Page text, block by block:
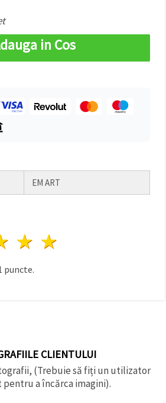
in Cos
EM ART
4 stele
3 stele
stele
puncte.
CLIENTULUI
(Trebuie să fiți un utilizator
a încărca imagini).